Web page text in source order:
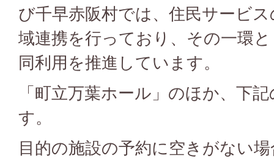
び千早赤阪村では、住民サービ
域連携を行っており、その一環
同利用を推進しています。
「町立万葉ホール」のほか、下
す。
目的の施設の予約に空きがない